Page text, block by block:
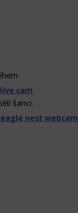
cam
šanci.
eagle nest webcam